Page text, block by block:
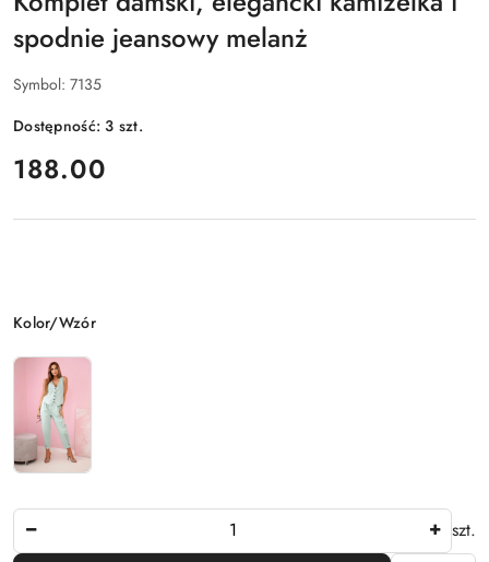
spodnie jeansowy melanż
Symbol: 7135
Dostępność:3 szt.
cena:
188.00
Wariant
Kolor/Wzór
szt.